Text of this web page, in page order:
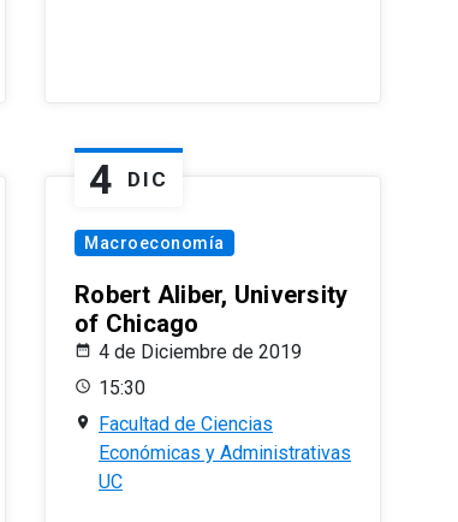
4 DIC
Macroeconomía
Robert Aliber, University
of Chicago
4 de Diciembre de 2019
15:30
Facultad de Ciencias
Económicas y Administrativas
UC